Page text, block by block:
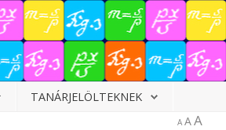
TANÁRJELÖLTEKNEK
A AA